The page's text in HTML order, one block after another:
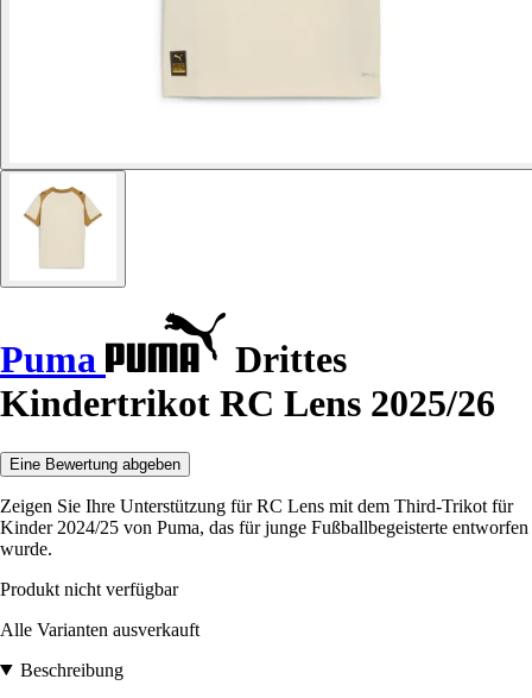
Puma
Drittes
Kindertrikot RC Lens 2025/26
Eine Bewertung abgeben
Zeigen Sie Ihre Unterstützung für RC Lens mit dem Third-Trikot für
Kinder 2024/25 von Puma, das für junge Fußballbegeisterte entworfen
wurde.
Produkt nicht verfügbar
Alle Varianten ausverkauft
Beschreibung